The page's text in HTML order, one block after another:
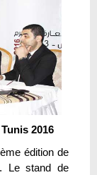
2016
édition de
Le stand de